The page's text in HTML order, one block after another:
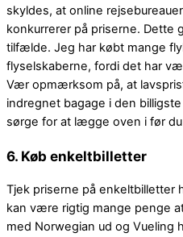
skyldes, at online
konkurrerer på priserne. Dette
tilfælde. Jeg har købt mange
flyselskaberne, fordi det har
Vær opmærksom på, at
indregnet bagage i den
sørge for at lægge oven i før
6. Køb enkeltbilletter
Tjek priserne på enkeltbilletter
kan være rigtig mange penge
med Norwegian ud og Vueling